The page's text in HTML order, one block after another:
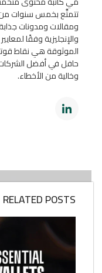
تتمتَّع بخمس سنوات من
ومقالات ومدونات جذابة
والإنجليزية وفقًا
الموثوقة هي نقاط
حافل في أفضل
وخالية من الأخطاء.
RELATED POSTS